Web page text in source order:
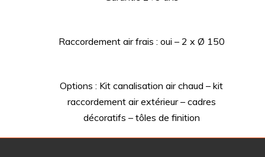
Raccordement air frais : oui – 2 x Ø 150
Options : Kit canalisation air chaud – kit
raccordement air extérieur – cadres
décoratifs – tôles de finition